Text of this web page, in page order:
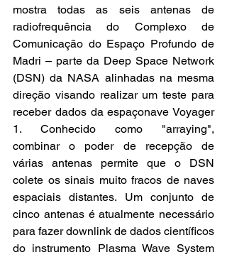
mostra todas as seis antenas de
radiofrequência do Complexo de
Comunicação do Espaço Profundo de
Madri – parte da Deep Space Network
(DSN) da NASA alinhadas na mesma
direção visando realizar um teste para
receber dados da espaçonave Voyager
1. Conhecido como "arraying",
combinar o poder de recepção de
várias antenas permite que o DSN
colete os sinais muito fracos de naves
espaciais distantes. Um conjunto de
cinco antenas é atualmente necessário
para fazer downlink de dados científicos
do instrumento Plasma Wave System